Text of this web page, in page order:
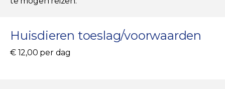
Huisdieren toeslag/voorwaarden
€ 12,00 per dag